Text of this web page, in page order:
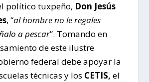
político tuxpeño, Don Jesús
, “al hombre no le regales
a pescar”. Tomando en
de este ilustre
federal debe apoyar la
técnicas y los CETIS, el